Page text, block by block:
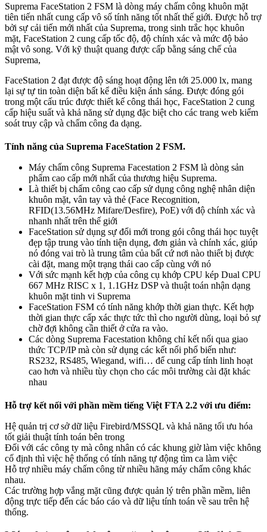
Suprema FaceStation 2 FSM là dòng máy chấm công khuôn mặt
tiên tiến nhất cung cấp vô số tính năng tốt nhất thế giới. Được hỗ trợ
bởi sự cải tiến mới nhất của Suprema, trong sinh trắc học khuôn
mặt, FaceStation 2 cung cấp tốc độ, độ chính xác và mức độ bảo
mật vô song. Với kỹ thuật quang được cấp bằng sáng chế của
Suprema,
FaceStation 2 đạt được độ sáng hoạt động lên tới 25.000 lx, mang
lại sự tự tin toàn diện bất kể điều kiện ánh sáng. Được đóng gói
trong một cấu trúc được thiết kế công thái học, FaceStation 2 cung
cấp hiệu suất và khả năng sử dụng đặc biệt cho các trang web kiểm
soát truy cập và chấm công đa dạng.
Tính năng của Suprema FaceStation 2 FSM.
Máy chấm công Suprema Facestation 2 FSM là dòng sản
phẩm cao cấp mới nhất của thương hiệu Suprema.
Là thiết bị chấm công cao cấp sử dụng công nghệ nhân diện
khuôn mặt, vân tay và thẻ (Face Recognition,
RFID(13.56MHz Mifare/Desfire), PoE) với độ chính xác và
nhanh nhất trên thế giới
FaceStation sử dụng sự đổi mới trong gói công thái học tuyệt
đẹp tập trung vào tính tiện dụng, đơn giản và chính xác, giúp
nó đóng vai trò là trung tâm của bất cứ nơi nào thiết bị được
cài đặt, mang một trạng thái cao cấp cùng với nó
Với sức mạnh kết hợp của công cụ khớp CPU kép Dual CPU
667 MHz RISC x 1, 1.1GHz DSP và thuật toán nhận dạng
khuôn mặt tinh vi Suprema
FaceStation FSM có tính năng khớp thời gian thực. Kết hợp
thời gian thực cấp xác thực tức thì cho người dùng, loại bỏ sự
chờ đợi không cần thiết ở cửa ra vào.
Các dòng Suprema Facestation không chỉ kết nối qua giao
thức TCP/IP mà còn sử dụng các kết nối phổ biến như:
RS232, RS485, Wiegand, wifi… để cung cấp tính linh hoạt
cao hơn và nhiều tùy chọn cho các môi trường cài đặt khác
nhau
Hỗ trợ kết nối với phần mềm tiếng Việt FTA 2.2 với ưu điểm:
Hệ quản trị cơ sở dữ liệu Firebird/MSSQL và khả năng tối ưu hóa
tốt giải thuật tính toán bên trong
Đối với các công ty mà công nhân có các khung giờ làm việc không
cố định thì việc hệ thống có tính năng tự động tìm ca làm việc
Hỗ trợ nhiều máy chấm công từ nhiều hãng máy chấm công khác
nhau.
Các trường hợp vắng mặt cũng được quản lý trên phần mềm, liên
động trực tiếp đến các báo cáo và dữ liệu tính toán về sau trên hệ
thống.